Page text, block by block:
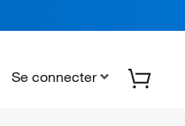
Se connecter